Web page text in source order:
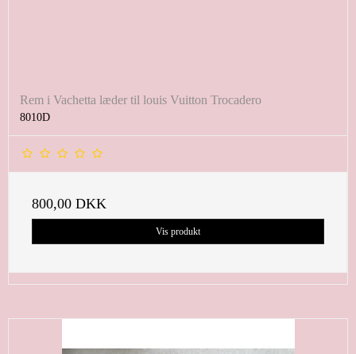
Rem i Vachetta læder til louis Vuitton Trocadero
8010D
800,00 DKK
Vis produkt